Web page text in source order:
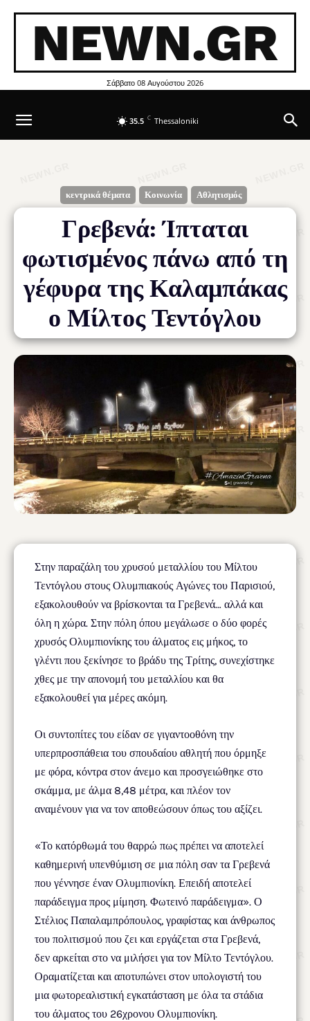
NEWN.GR
Σάββατο 08 Αυγούστου 2026
35.5 C Thessaloniki
κεντρικά θέματα Κοινωνία Αθλητισμός
Γρεβενά: Ίπταται
φωτισμένος πάνω από τη
γέφυρα της Καλαμπάκας
ο Μίλτος Τεντόγλου
Στην παραζάλη του χρυσού μεταλλίου του Μίλτου
Τεντόγλου στους Ολυμπιακούς Αγώνες του Παρισιού,
εξακολουθούν να βρίσκονται τα Γρεβενά… αλλά και
όλη η χώρα. Στην πόλη όπου μεγάλωσε ο δύο φορές
χρυσός Ολυμπιονίκης του άλματος εις μήκος, το
γλέντι που ξεκίνησε το βράδυ της Τρίτης, συνεχίστηκε
χθες με την απονομή του μεταλλίου και θα
εξακολουθεί για μέρες ακόμη.
Οι συντοπίτες του είδαν σε γιγαντοοθόνη την
υπερπροσπάθεια του σπουδαίου αθλητή που όρμηξε
με φόρα, κόντρα στον άνεμο και προσγειώθηκε στο
σκάμμα, με άλμα 8,48 μέτρα, και πλέον τον
αναμένουν για να τον αποθεώσουν όπως του αξίζει.
«Το κατόρθωμά του θαρρώ πως πρέπει να αποτελεί
καθημερινή υπενθύμιση σε μια πόλη σαν τα Γρεβενά
που γέννησε έναν Ολυμπιονίκη. Επειδή αποτελεί
παράδειγμα προς μίμηση. Φωτεινό παράδειγμα». Ο
Στέλιος Παπαλαμπρόπουλος, γραφίστας και άνθρωπος
του πολιτισμού που ζει και εργάζεται στα Γρεβενά,
δεν αρκείται στο να μιλήσει για τον Μίλτο Τεντόγλου.
Οραματίζεται και αποτυπώνει στον υπολογιστή του
μια φωτορεαλιστική εγκατάσταση με όλα τα στάδια
του άλματος του 26χρονου Ολυμπιονίκη.